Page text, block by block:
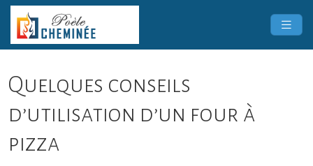
Quelques conseils
d’utilisation d’un four à
pizza